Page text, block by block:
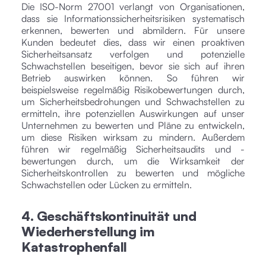
Die ISO-Norm 27001 verlangt von Organisationen,
dass sie Informationssicherheitsrisiken systematisch
erkennen, bewerten und abmildern. Für unsere
Kunden bedeutet dies, dass wir einen proaktiven
Sicherheitsansatz verfolgen und potenzielle
Schwachstellen beseitigen, bevor sie sich auf ihren
Betrieb auswirken können. So führen wir
beispielsweise regelmäßig Risikobewertungen durch,
um Sicherheitsbedrohungen und Schwachstellen zu
ermitteln, ihre potenziellen Auswirkungen auf unser
Unternehmen zu bewerten und Pläne zu entwickeln,
um diese Risiken wirksam zu mindern. Außerdem
führen wir regelmäßig Sicherheitsaudits und -
bewertungen durch, um die Wirksamkeit der
Sicherheitskontrollen zu bewerten und mögliche
Schwachstellen oder Lücken zu ermitteln.
4. Geschäftskontinuität und
Wiederherstellung im
Katastrophenfall